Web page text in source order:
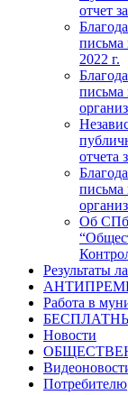
отчет
письма
2022 г.
письма
отчета
письма
Об
Результаты
Работа в
Новости
Потребителю